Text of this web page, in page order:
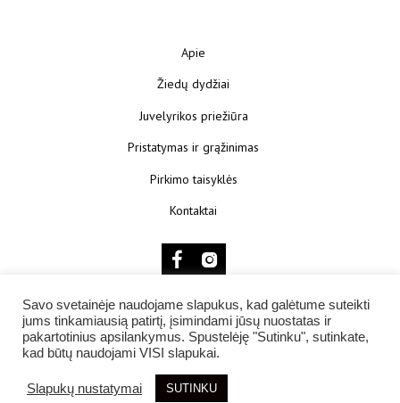
© 2025 KŪNOKŪNUI
Apie
Žiedų dydžiai
Juvelyrikos priežiūra
Pristatymas ir grąžinimas
Pirkimo taisyklės
Kontaktai
Savo svetainėje naudojame slapukus, kad galėtume suteikti
jums tinkamiausią patirtį, įsimindami jūsų nuostatas ir
pakartotinius apsilankymus. Spustelėję "Sutinku", sutinkate,
kad būtų naudojami VISI slapukai.
Slapukų nustatymai SUTINKU